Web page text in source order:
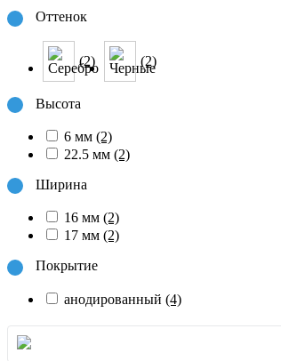
Оттенок
(2) (2)
Высота
6 мм (2)
22.5 мм (2)
Ширина
16 мм (2)
17 мм (2)
Покрытие
анодированный (4)